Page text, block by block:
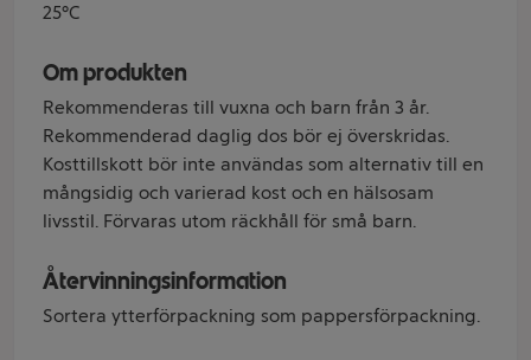
25°C
Om produkten
Rekommenderas till vuxna och barn från 3 år.
Rekommenderad daglig dos bör ej överskridas.
Kosttillskott bör inte användas som alternativ till en
mångsidig och varierad kost och en hälsosam
livsstil. Förvaras utom räckhåll för små barn.
Återvinningsinformation
Sortera ytterförpackning som pappersförpackning.